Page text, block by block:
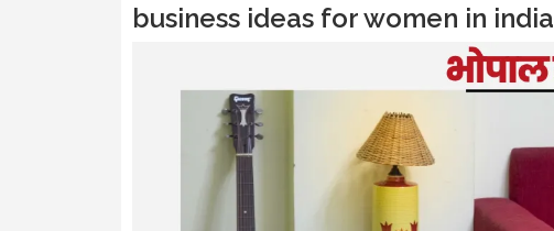
business ideas for women in india